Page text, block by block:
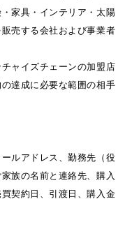
家具・インテリア・太陽
売する会社および事業者
ャイズチェーンの加盟店
達成に必要な範囲の相手
ルアドレス、勤務先（役
族の名前と連絡先、購入
契約日、引渡日、購入金